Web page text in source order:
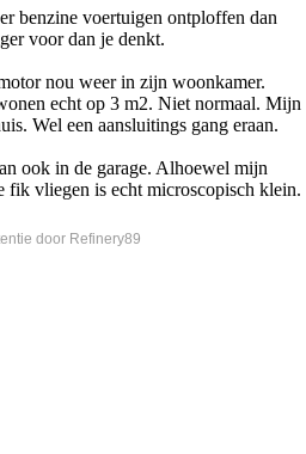
benzine voertuigen ontploffen dan
voor dan je denkt.
nou weer in zijn woonkamer.
echt op 3 m2. Niet normaal. Mijn
Wel een aansluitings gang eraan.
ook in de garage. Alhoewel mijn
fik vliegen is echt microscopisch klein.
door Refinery89